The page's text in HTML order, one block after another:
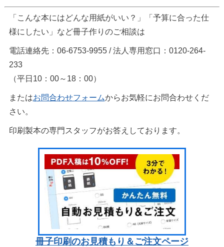
「こんな本にはどんな用紙がいい？」「予算に合った仕
様にしたい」など冊子作りのご相談は
電話連絡先：06-6753-9955 / 法人専用窓口：0120-264-
233
（平日10：00～18：00）
またはお問合わせフォームからお気軽にお問合わせくだ
さい。
印刷製本の専門スタッフがお答えしております。
冊子印刷のお見積もり＆ご注文ページ